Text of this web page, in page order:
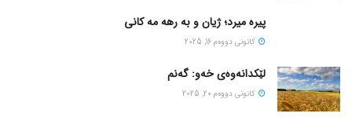
پیره میرد؛ ژیان و به رهه مه کانی
كانونی دووه‌م 16, 2025
لێکدانەوەی خەو: گەنم
كانونی دووه‌م 20, 2025